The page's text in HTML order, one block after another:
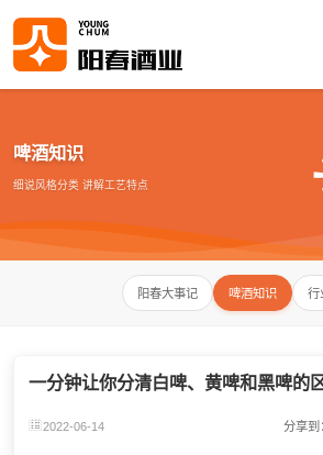
啤酒知识
细说风格分类 讲解工艺特点
阳春大事记 啤酒知识 行
一分钟让你分清白啤、黄啤和黑啤的区
2022-06-14 分享到